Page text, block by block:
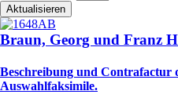
Braun, Georg und Franz
Beschreibung und Contrafactur
Auswahlfaksimile.